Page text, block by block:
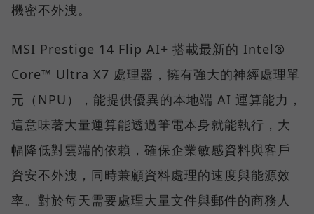
機密不外洩。
MSI Prestige 14 Flip AI+ 搭載最新的 Intel®
Core™ Ultra X7 處理器，擁有強大的神經處理單
元（NPU），能提供優異的本地端 AI 運算能力，
這意味著大量運算能透過筆電本身就能執行，大
幅降低對雲端的依賴，確保企業敏感資料與客戶
資安不外洩，同時兼顧資料處理的速度與能源效
率。對於每天需要處理大量文件與郵件的商務人